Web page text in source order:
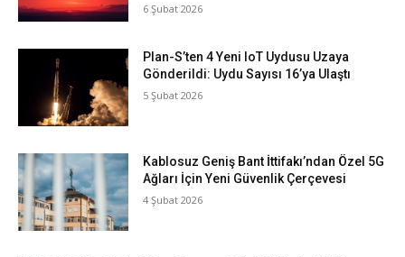
6 Şubat 2026
Plan-S’ten 4 Yeni IoT Uydusu Uzaya
Gönderildi: Uydu Sayısı 16’ya Ulaştı
5 Şubat 2026
Kablosuz Geniş Bant İttifakı’ndan Özel 5G
Ağları İçin Yeni Güvenlik Çerçevesi
4 Şubat 2026